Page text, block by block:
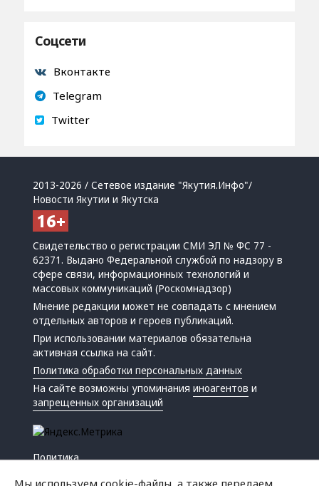
Соцсети
Вконтакте
Telegram
Twitter
2013-2026 / Сетевое издание "Якутия.Инфо"/
Новости Якутии и Якутска
Свидетельство о регистрации СМИ ЭЛ № ФС 77 -
62371. Выдано Федеральной службой по надзору в
сфере связи, информационных технологий и
массовых коммуникаций (Роскомнадзор)
Мнение редакции может не совпадать с мнением
отдельных авторов и героев публикаций.
При использовании материалов обязательна
активная ссылка на сайт.
Политика обработки персональных данных
На сайте возможны упоминанияиноагентов и
запрещенных организаций
Политика
Мы используем cookie-файлы, а также передаем